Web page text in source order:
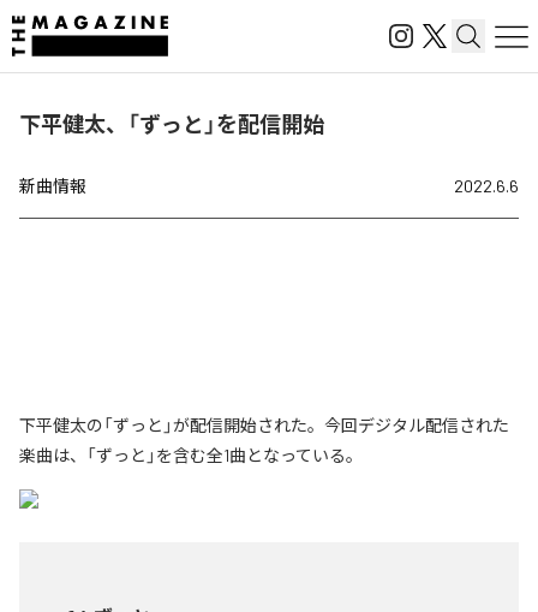
下平健太、「ずっと」を配信開始
新曲情報 2022.6.6
下平健太の「ずっと」が配信開始された。今回デジタル配信された
楽曲は、「ずっと」を含む全1曲となっている。